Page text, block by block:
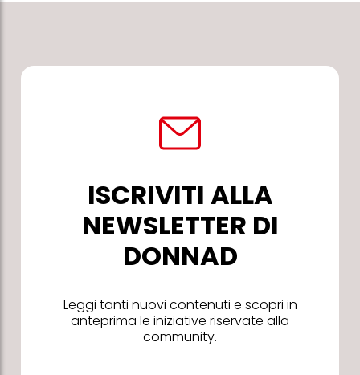
ISCRIVITI ALLA
NEWSLETTER DI
DONNAD
Leggi tanti nuovi contenuti e scopri in
anteprima le iniziative riservate alla
community.